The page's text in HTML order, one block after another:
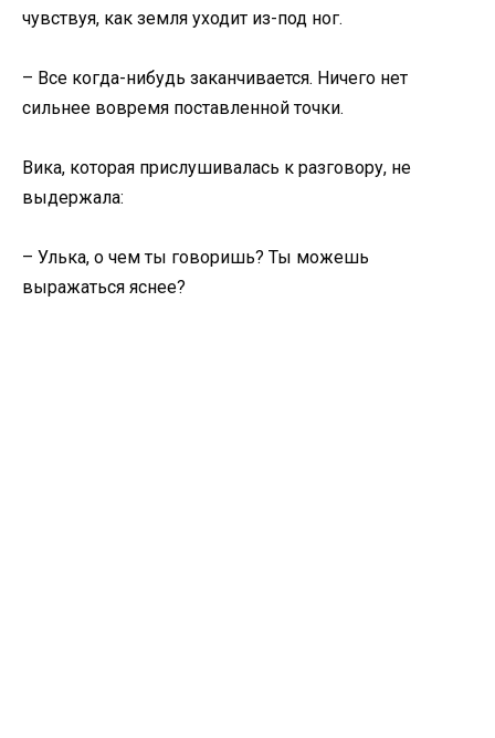
чувствуя, как земля уходит из-под ног.
– Все когда-нибудь заканчивается. Ничего нет
сильнее вовремя поставленной точки.
Вика, которая прислушивалась к разговору, не
выдержала:
– Улька, о чем ты говоришь? Ты можешь
выражаться яснее?